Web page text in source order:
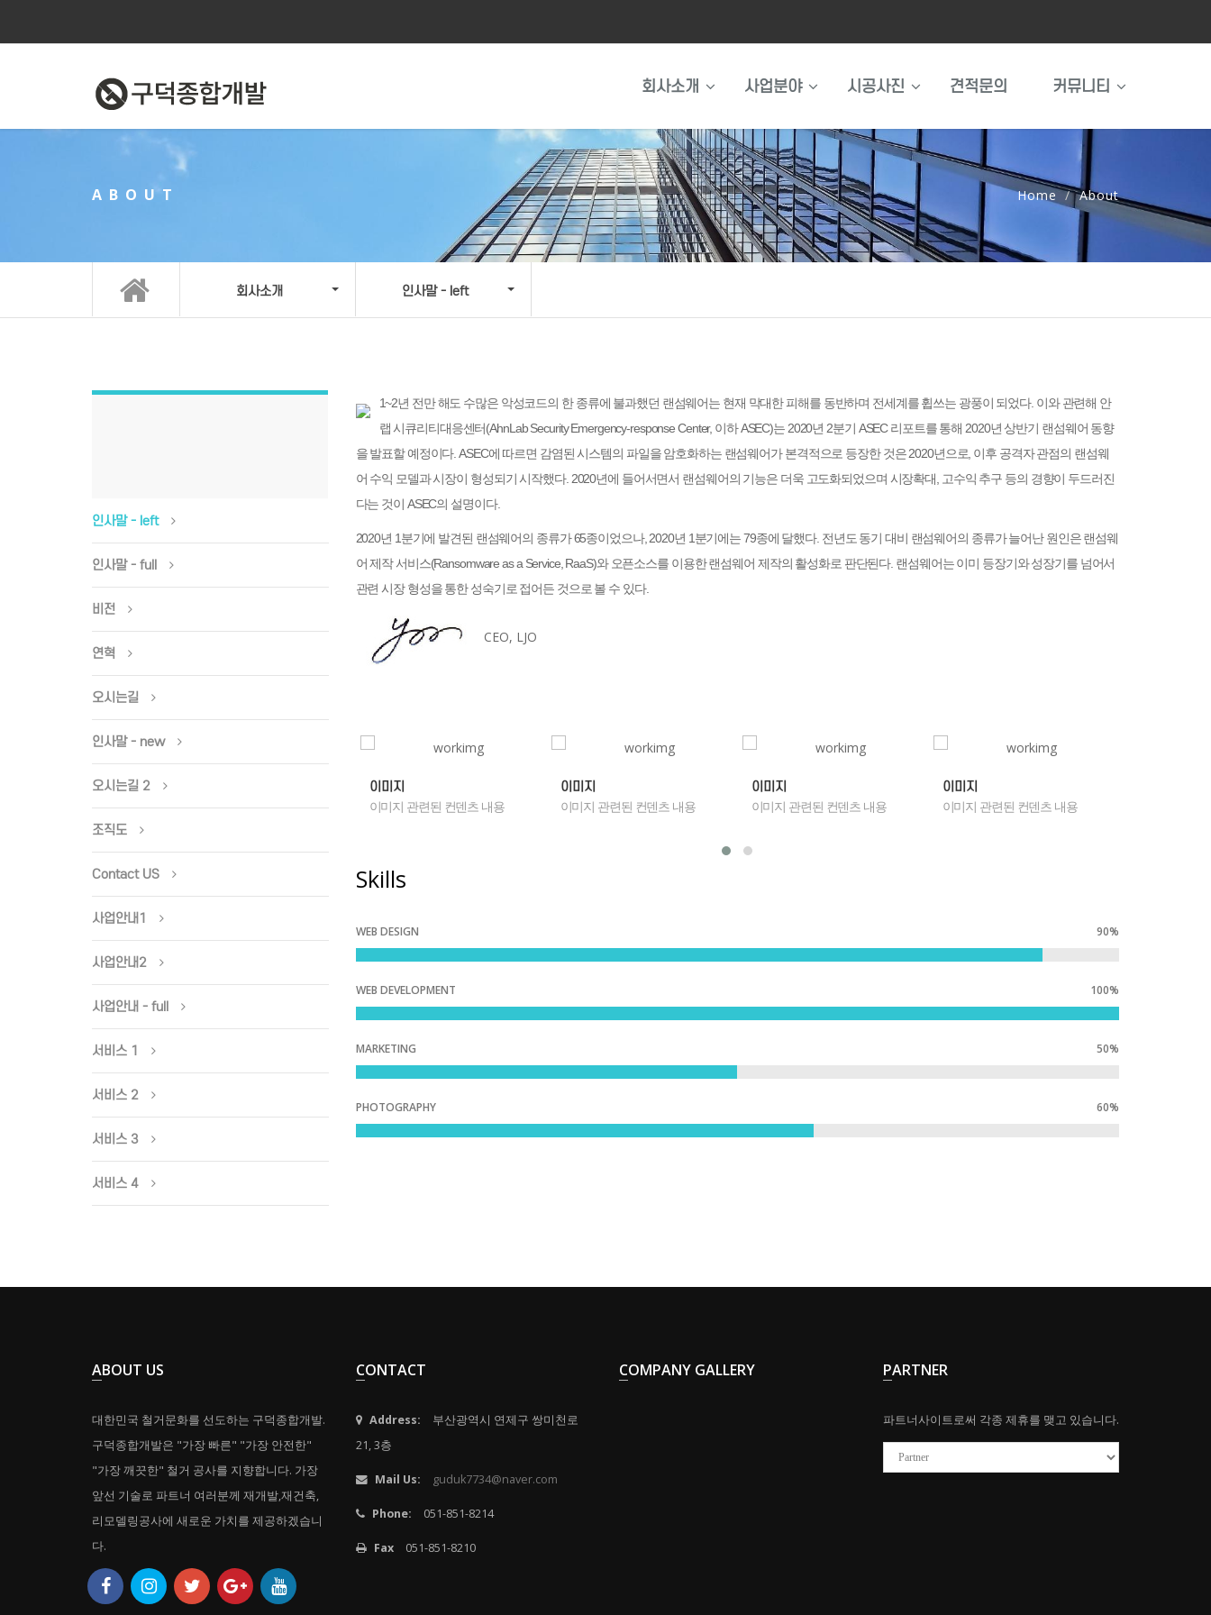
회사소개 사업분야 시공사진 견적문의 커뮤니티
ABOUT Home About
회사소개 인사말 - left
인사말 - left
인사말 - full
비전
연혁
오시는길
인사말 - new
오시는길 2
조직도
Contact US
사업안내1
사업안내2
사업안내 - full
서비스 1
서비스 2
서비스 3
서비스 4
1~2년 전만 해도 수많은 악성코드의 한 종류에 불과했던 랜섬웨어는 현재 막대한 피해를 동반하며 전세계를 휩쓰는 광풍이 되었다. 이와 관련해 안
랩 시큐리티대응센터(AhnLab Security Emergency-response Center, 이하 ASEC)는 2020년 2분기 ASEC 리포트를 통해 2020년 상반기 랜섬웨어 동향
을 발표할 예정이다. ASEC에 따르면 감염된 시스템의 파일을 암호화하는 랜섬웨어가 본격적으로 등장한 것은 2020년으로, 이후 공격자 관점의 랜섬웨
어 수익 모델과 시장이 형성되기 시작했다. 2020년에 들어서면서 랜섬웨어의 기능은 더욱 고도화되었으며 시장확대, 고수익 추구 등의 경향이 두드러진
다는 것이 ASEC의 설명이다.
2020년 1분기에 발견된 랜섬웨어의 종류가 65종이었으나, 2020년 1분기에는 79종에 달했다. 전년도 동기 대비 랜섬웨어의 종류가 늘어난 원인은 랜섬웨
어 제작 서비스(Ransomware as a Service, RaaS)와 오픈소스를 이용한 랜섬웨어 제작의 활성화로 판단된다. 랜섬웨어는 이미 등장기와 성장기를 넘어서
관련 시장 형성을 통한 성숙기로 접어든 것으로 볼 수 있다.
CEO, LJO
지 관련된 컨덴츠 내용 이미지 관련된 컨덴츠 내용
이미지
이미지 관련된 컨덴츠 내용
이미지
이미지 관련된 컨덴츠 내용
이미지
이미지 관련된 컨덴츠 내용
이미지
이미지 관련된 컨덴츠 내용
Skills
WEB DESIGN 90%
WEB DEVELOPMENT 100%
MARKETING 50%
PHOTOGRAPHY 60%
ABOUT US
대한민국 철거문화를 선도하는 구덕종합개발.
구덕종합개발은 "가장 빠른" "가장 안전한"
"가장 깨끗한" 철거 공사를 지향합니다. 가장
앞선 기술로 파트너 여러분께 재개발,재건축,
리모델링공사에 새로운 가치를 제공하겠습니
다.
CONTACT
Address:
부산광역시 연제구 쌍미천로
21, 3층
Mail Us: guduk7734@naver.com
Phone: 051-851-8214
Fax 051-851-8210
COMPANY GALLERY PARTNER
파트너사이트로써 각종 제휴를 맺고 있습니다.